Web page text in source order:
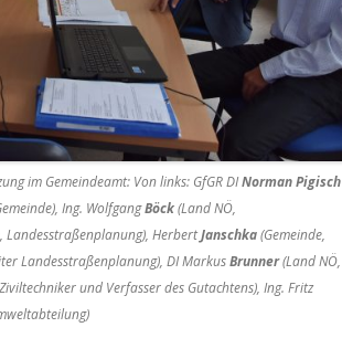
im Gemeindeamt: Von links: GfGR DINorman Pigisch
Ing. WolfgangBöck(Land NÖ,
Landesstraßenplanung), HerbertJanschka(Gemeinde,
Landesstraßenplanung), DI MarkusBrunner(Land NÖ,
und Verfasser des Gutachtens), Ing. Fritz